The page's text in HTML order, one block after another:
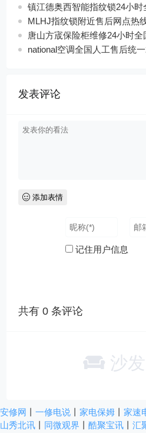
镇江德奥西智能指纹锁24小时
MLHJ指纹锁附近售后网点热
唐山方宬保险柜维修24小时
national空调全国人工售后统
发表评论
添加表情
记住用户信息
共有0 条评论
沙
安修网 一修电说 家电保姆 家速
山秀北讯
同微观界 酷聚宝讯 汇